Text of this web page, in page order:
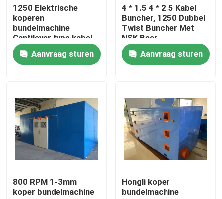
Over ons
Fabriekstocht
Neem contact met ons op
Vraag een offerte
Cable Extruder Machine
Draadtrekkers
1250 Elektrische
koperen
bundelmachine
Cantilever type kabel
Single Twist Bunching
MachineAanvraag sturen
4 * 1.5 4 * 2.5 Kabel
Buncher, 1250 Dubbel
Twist Buncher Met
NSK Bear
Aanvraag sturen
800 RPM 1-3mm
koper bundelmachine
Hongli koper
bundelmachine